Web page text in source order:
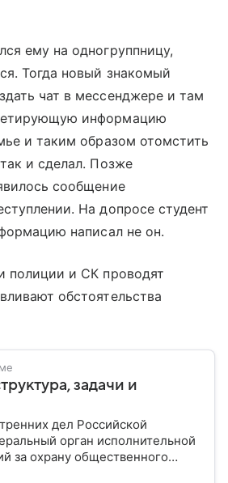
ему на одногруппницу,
Тогда новый знакомый
чат в мессенджере и там
информацию
и таким образом отомстить
и сделал. Позже
сообщение
На допросе студент
написал не он.
полиции и СК проводят
обстоятельства
задачи и
дел Российской
орган исполнительной
за охрану общественного
обеспечение